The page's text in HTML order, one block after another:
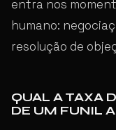
entra nos
humano:
resolução de
QUAL A TAXA
DE UM FUNIL